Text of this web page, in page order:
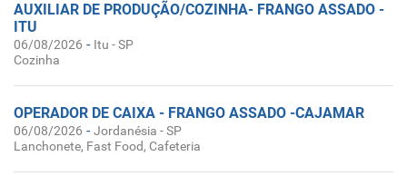
AUXILIAR DE PRODUÇÃO/COZINHA- FRANGO ASSADO -
ITU
06/08/2026 - Itu - SP
Cozinha
OPERADOR DE CAIXA - FRANGO ASSADO -CAJAMAR
06/08/2026 -Jordanésia - SP
Lanchonete, Fast Food, Cafeteria